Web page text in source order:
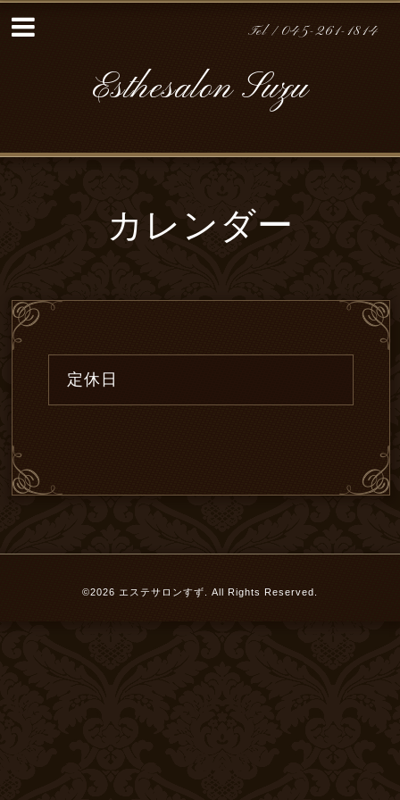
Tel / 045-261-1814
Esthesalon Suzu
カレンダー
定休日
©2026 エステサロンすず . All Rights Reserved.